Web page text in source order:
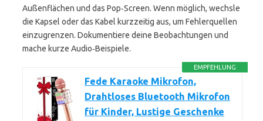
Außenflächen und das Pop‑Screen. Wenn möglich, wechsle
die Kapsel oder das Kabel kurzzeitig aus, um Fehlerquellen
einzugrenzen. Dokumentiere deine Beobachtungen und
mache kurze Audio‑Beispiele.
EMPFEHLUNG
Fede Karaoke Mikrofon,
Drahtloses Bluetooth Mikrofon
für Kinder, Lustige Geschenke